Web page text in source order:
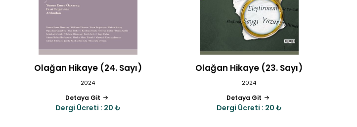
Olağan Hikaye (24. Sayı)
2024
Detaya Git
Dergi Ücreti : 20 ₺
Olağan Hikaye (23. Sayı)
2024
Detaya Git
Dergi Ücreti : 20 ₺